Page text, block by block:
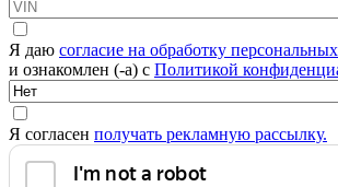
Я даю согласие на обработку
и ознакомлен (-а) с Политикой
Я согласен получать рекламную рассылку.